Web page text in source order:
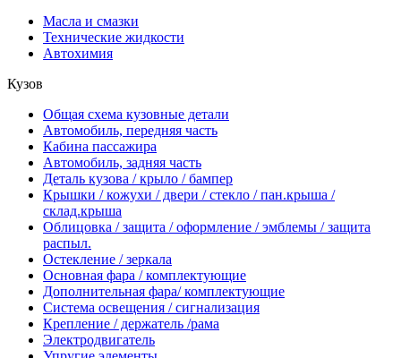
Масла и смазки
Технические жидкости
Автохимия
Кузов
Общая схема кузовные детали
Автомобиль, передняя часть
Кабина пассажира
Автомобиль, задняя часть
Деталь кузова / крыло / бампер
Крышки / кожухи / двери / стекло / пан.крыша /
склад.крыша
Облицовка / защита / оформление / эмблемы / защита
распыл.
Остекление / зеркала
Основная фара / комплектующие
Дополнительная фара/ комплектующие
Система освещения / сигнализация
Крепление / держатель /рама
Электродвигатель